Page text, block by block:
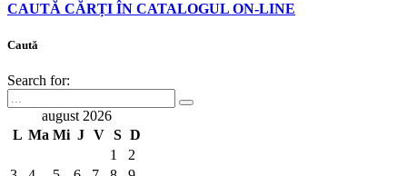
CAUTĂ CĂRȚI ÎN CATALOGUL ON-LINE
Caută
Search for:
august 2026
L Ma Mi J V S D
1
2